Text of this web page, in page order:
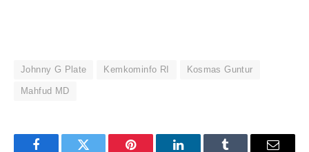
Johnny G Plate Kemkominfo RI Kosmas Guntur
Mahfud MD